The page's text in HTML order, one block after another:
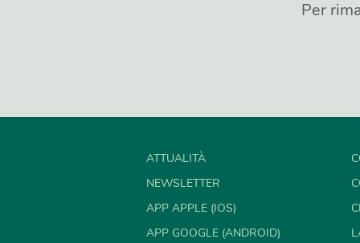
Per
ATTUALITÀ
NEWSLETTER
APP APPLE (IOS)
APP GOOGLE (ANDROID)